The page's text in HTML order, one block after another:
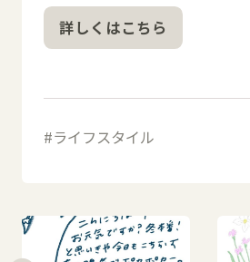
詳しくはこちら
ライフスタイル